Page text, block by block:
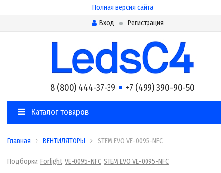
Полная версия сайта
Вход
Регистрация
8 (800) 444-37-39 +7 (499) 390-90-50
Каталог товаров
Главная ВЕНТИЛЯТОРЫ STEM EVO VE-0095-NFC
Подборки: Forlight VE-0095-NFC STEM EVO VE-0095-NFC